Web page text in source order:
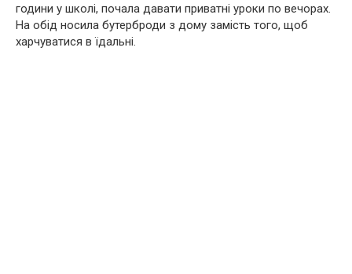
години у школі, почала давати приватні уроки по вечорах.
На обід носила бутерброди з дому замість того, щоб
харчуватися в їдальні.